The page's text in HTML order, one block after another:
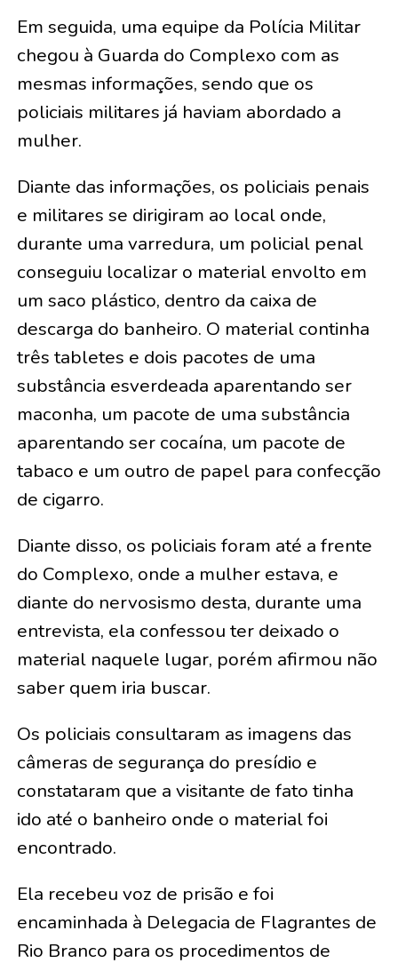
Em seguida, uma equipe da Polícia Militar
chegou à Guarda do Complexo com as
mesmas informações, sendo que os
policiais militares já haviam abordado a
mulher.
Diante das informações, os policiais penais
e militares se dirigiram ao local onde,
durante uma varredura, um policial penal
conseguiu localizar o material envolto em
um saco plástico, dentro da caixa de
descarga do banheiro. O material continha
três tabletes e dois pacotes de uma
substância esverdeada aparentando ser
maconha, um pacote de uma substância
aparentando ser cocaína, um pacote de
tabaco e um outro de papel para confecção
de cigarro.
Diante disso, os policiais foram até a frente
do Complexo, onde a mulher estava, e
diante do nervosismo desta, durante uma
entrevista, ela confessou ter deixado o
material naquele lugar, porém afirmou não
saber quem iria buscar.
Os policiais consultaram as imagens das
câmeras de segurança do presídio e
constataram que a visitante de fato tinha
ido até o banheiro onde o material foi
encontrado.
Ela recebeu voz de prisão e foi
encaminhada à Delegacia de Flagrantes de
Rio Branco para os procedimentos de